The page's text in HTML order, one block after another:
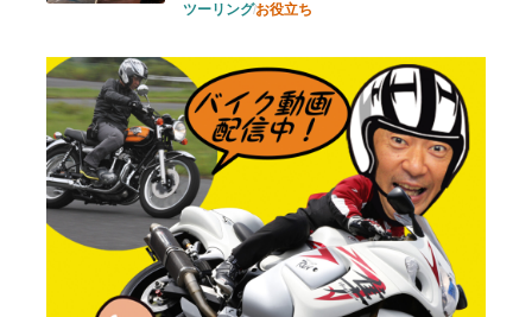
ツーリングお役立ち